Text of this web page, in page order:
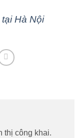
Hà Nội
thị công khai.